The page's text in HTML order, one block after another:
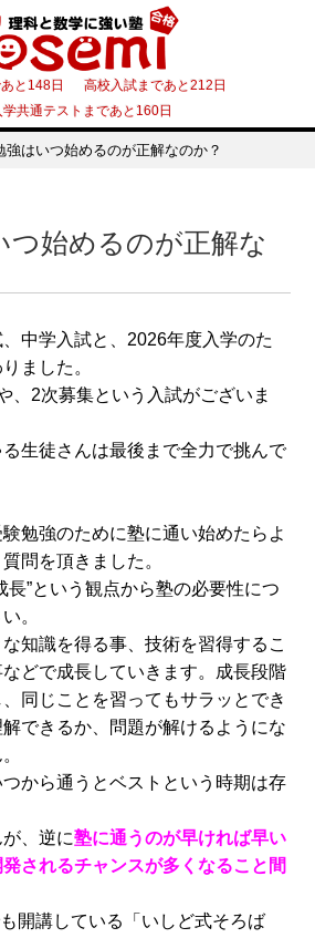
あと148日 高校入試まであと212日
学共通テストまであと160日
強はいつ始めるのが正解なのか？
つ始めるのが正解な
中学入試と、2026年度入学のた
ました。
、2次募集という入試がございま
生徒さんは最後まで全力で挑んで
験勉強のために塾に通い始めたらよ
問を頂きました。
長”という観点から塾の必要性につ
。
知識を得る事、技術を習得するこ
どで成長していきます。成長段階
同じことを習ってもサラッとでき
できるか、問題が解けるようにな
から通うとベストという時期は存
、逆に塾に通うのが早ければ早い
されるチャンスが多くなること間
開講している「いしど式そろば